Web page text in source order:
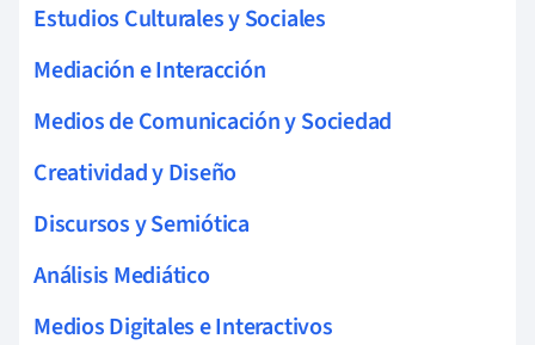
Estudios Culturales y Sociales
Mediación e Interacción
Medios de Comunicación y Sociedad
Creatividad y Diseño
Discursos y Semiótica
Análisis Mediático
Medios Digitales e Interactivos